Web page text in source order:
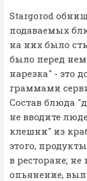
Stargorod
подаваемых
на них было
было перед
нарезка" - это
граммами
Состав блюда
не вводите
клешни" из
этого,
в ресторане;
опьянение,